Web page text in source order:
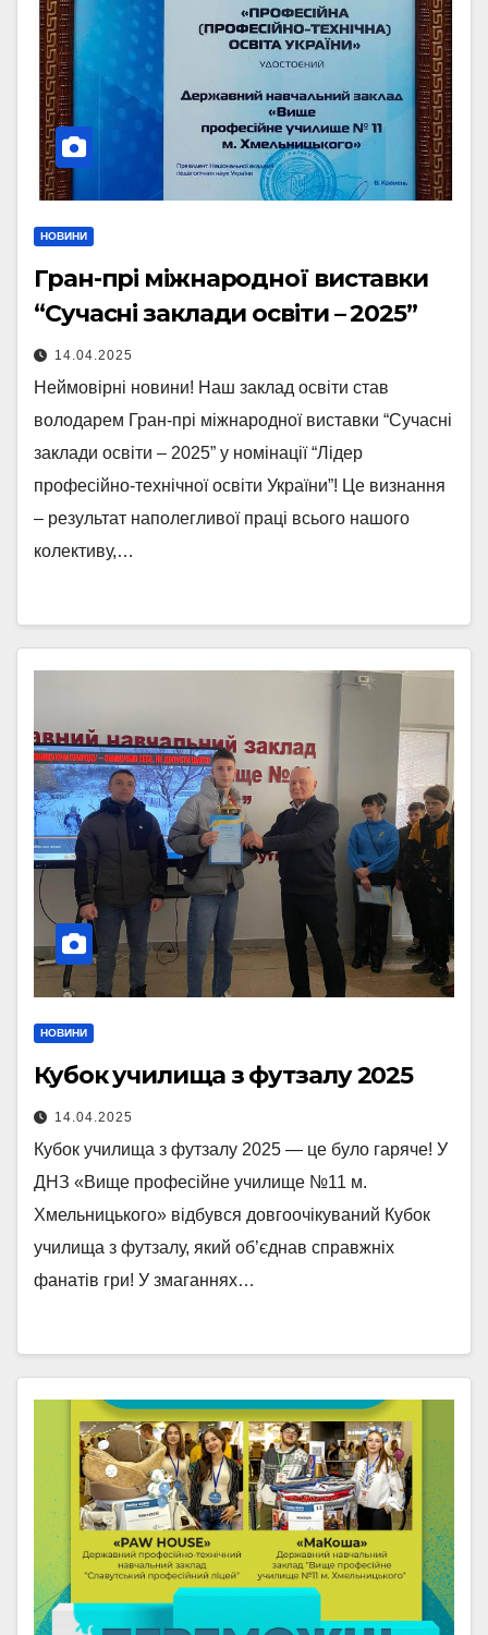
НОВИНИ
Гран-прі міжнародної виставки
“Сучасні заклади освіти – 2025”
14.04.2025
Неймовірні новини! Наш заклад освіти став
володарем Гран-прі міжнародної виставки “Сучасні
заклади освіти – 2025” у номінації “Лідер
професійно-технічної освіти України”! Це визнання
– результат наполегливої праці всього нашого
колективу,…
НОВИНИ
Кубок училища з футзалу 2025
14.04.2025
Кубок училища з футзалу 2025 — це було гаряче! У
ДНЗ «Вище професійне училище №11 м.
Хмельницького» відбувся довгоочікуваний Кубок
училища з футзалу, який об’єднав справжніх
фанатів гри! У змаганнях…